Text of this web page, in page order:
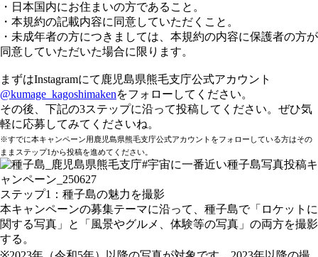
・日本国内にお住まいの方であること。
・本規約の記載内容に同意していただくこと。
・未成年者の方につきましては、本規約の内容に保護者の方が
同意していただいた場合に限ります。
まずはInstagramにて鹿児島県熊毛支庁公式アカウント
@kumage_kagoshimakenをフォローしてください。
その後、下記の3ステップに沿って投稿してください。ぜひ気
軽に応募してみてくださいね。
※すでに本キャンペーン用鹿児島県熊毛支庁公式アカウントをフォローしている方はその
ままステップ1から投稿を進めてください。
ステップ1：種子島の魅力を撮影
本キャンペーンの募集テーマに沿って、種子島で「ロケットに
関する写真」と「風景やグルメ、体験等の写真」の両方を撮影
する。